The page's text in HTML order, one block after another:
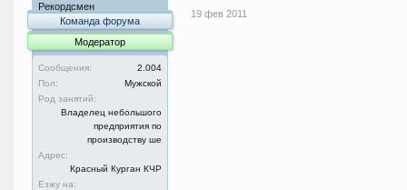
Рекордсмен
Команда форума
Модератор
Сообщения:
2.004
Пол:
Мужской
Род занятий:
Владелец небольшого
предприятия по
производству ше
Адрес:
Красный Курган КЧР
Езжу на:
19 фев 2011